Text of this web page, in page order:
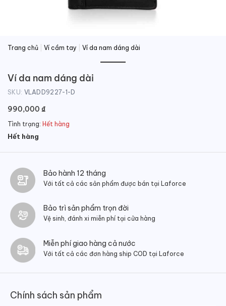
Trang chủ Ví cầm tay Ví da nam dáng dài
Ví da nam dáng dài
SKU: VLADD9227-1-D
990,000 ₫
Tình trạng: Hết hàng
Hết hàng
Bảo hành 12 tháng
Với tất cả các sản phẩm được bán tại Laforce
Bảo trì sản phẩm trọn đời
Vệ sinh, đánh xi miễn phí tại cửa hàng
Miễn phí giao hàng cả nước
Với tất cả các đơn hàng ship COD tại Laforce
Chính sách sản phẩm